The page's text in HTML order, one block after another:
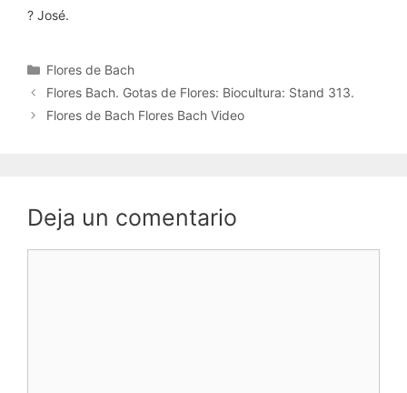
? José.
Categorías
Flores de Bach
Flores Bach. Gotas de Flores: Biocultura: Stand 313.
Flores de Bach Flores Bach Video
Deja un comentario